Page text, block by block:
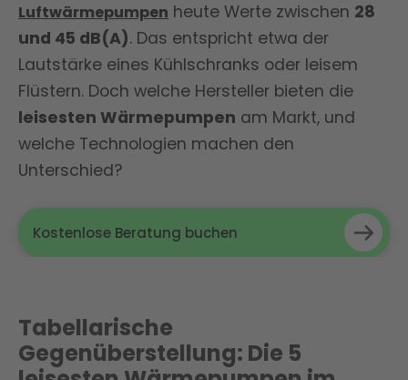
Luftwärmepumpen heute Werte zwischen 28
und 45 dB(A). Das entspricht etwa der
Lautstärke eines Kühlschranks oder leisem
Flüstern. Doch welche Hersteller bieten die
leisesten Wärmepumpen am Markt, und
welche Technologien machen den
Unterschied?
Kostenlose Beratung buchen
Tabellarische
Gegenüberstellung: Die 5